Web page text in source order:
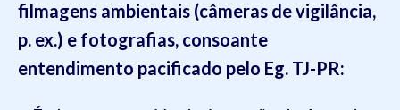
filmagens ambientais (câmeras de vigilância,
p. ex.) e fotografias, consoante
entendimento pacificado pelo Eg. TJ-PR: